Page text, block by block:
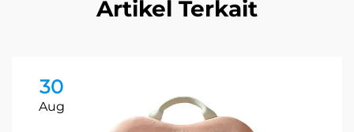
Artikel Terkait
30
Aug